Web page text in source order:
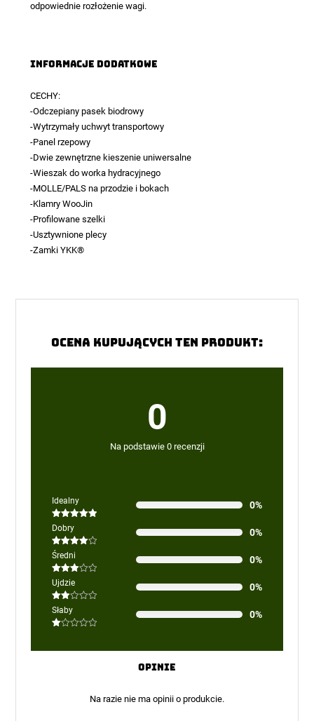
odpowiednie rozłożenie wagi.
Informacje dodatkowe
CECHY:
-Odczepiany pasek biodrowy
-Wytrzymały uchwyt transportowy
-Panel rzepowy
-Dwie zewnętrzne kieszenie uniwersalne
-Wieszak do worka hydracyjnego
-MOLLE/PALS na przodzie i bokach
-Klamry WooJin
-Profilowane szelki
-Usztywnione plecy
-Zamki YKK®
Ocena kupujących ten produkt:
0
Na podstawie 0 recenzji
Idealny
Oceniono
na 5
0%
Dobry
Oceniono
4na 5
0%
Średni
Oceniono
3na 5
0%
Ujdzie
Oceniono
2na
5
0%
Słaby
na
0%
Opinie
Na razie nie ma opinii o produkcie.